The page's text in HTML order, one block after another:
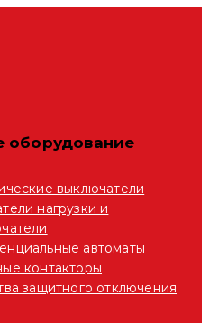
оборудование
выключатели
нагрузки и
автоматы
контакторы
защитного отключения